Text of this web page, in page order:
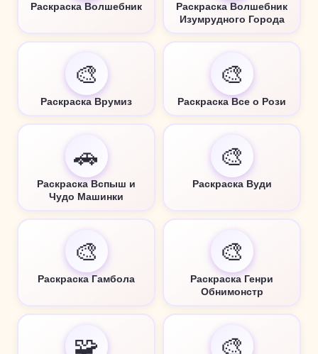
Раскраска Волшебник
Раскраска Волшебник
Изумрудного Города
🎨
Раскраска Врумиз
🎨
Раскраска Все о Рози
🚗
Раскраска Вспыш и
Чудо Машинки
🎨
Раскраска Вуди
🎨
Раскраска Гамбола
🎨
Раскраска Генри
Обнимонстр
🧩 🎨